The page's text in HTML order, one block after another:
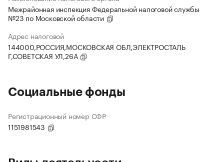
Межрайонная инспекция Федеральной налоговой службы
№23 по Московской области
Адрес налоговой
144000,РОССИЯ,МОСКОВСКАЯ ОБЛ,ЭЛЕКТРОСТАЛЬ
Г,СОВЕТСКАЯ УЛ,26А
Социальные фонды
Регистрационный номер СФР
1151981543